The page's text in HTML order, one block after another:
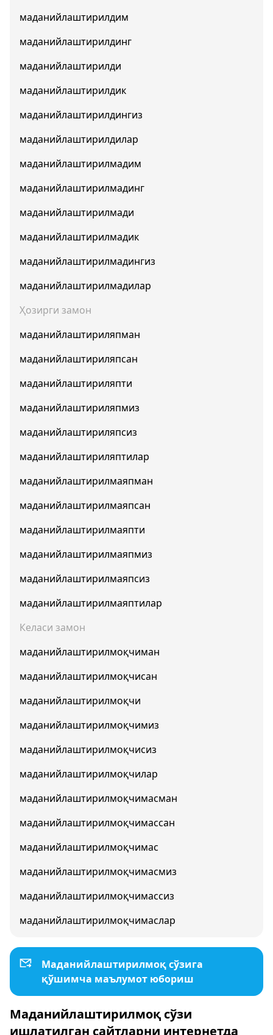
маданийлаштирилдим
маданийлаштирилдинг
маданийлаштирилди
маданийлаштирилдик
маданийлаштирилдингиз
маданийлаштирилдилар
маданийлаштирилмадим
маданийлаштирилмадинг
маданийлаштирилмади
маданийлаштирилмадик
маданийлаштирилмадингиз
маданийлаштирилмадилар
Ҳозирги замон
маданийлаштириляпман
маданийлаштириляпсан
маданийлаштириляпти
маданийлаштириляпмиз
маданийлаштириляпсиз
маданийлаштириляптилар
маданийлаштирилмаяпман
маданийлаштирилмаяпсан
маданийлаштирилмаяпти
маданийлаштирилмаяпмиз
маданийлаштирилмаяпсиз
маданийлаштирилмаяптилар
Келаси замон
маданийлаштирилмоқчиман
маданийлаштирилмоқчисан
маданийлаштирилмоқчи
маданийлаштирилмоқчимиз
маданийлаштирилмоқчисиз
маданийлаштирилмоқчилар
маданийлаштирилмоқчимасман
маданийлаштирилмоқчимассан
маданийлаштирилмоқчимас
маданийлаштирилмоқчимасмиз
маданийлаштирилмоқчимассиз
маданийлаштирилмоқчимаслар
Маданийлаштирилмоқ сўзига
қўшимча маълумот юбориш
Маданийлаштирилмоқ сўзи
ишлатилган сайтларни интернетда